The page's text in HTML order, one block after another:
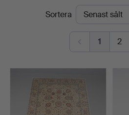
Auktionshall
SlutpriserSortera
1 2